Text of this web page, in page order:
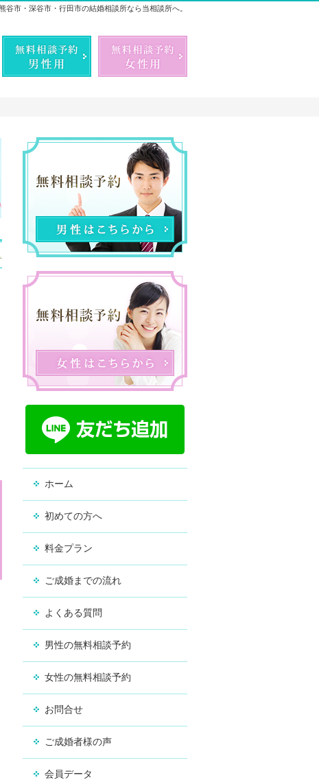
谷市・深谷市・行田市の結婚相談所なら当相談所へ。
ホーム
初めての方へ
料金プラン
ご成婚までの流れ
よくある質問
男性の無料相談予約
女性の無料相談予約
お問合せ
ご成婚者様の声
会員データ
お気軽にお問合せ・ご相談ください
無料相談予約男性用